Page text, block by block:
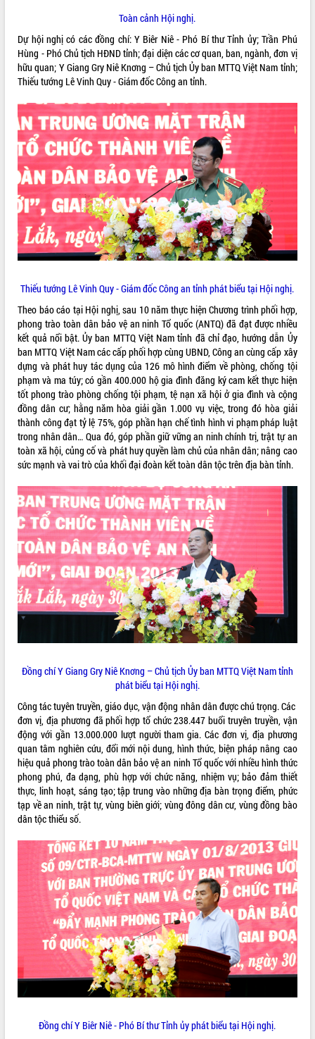
VIDEO
Không có file video nào để phát.
ALBUM ẢNH
LIÊN KẾT WEB
THỐNG KÊ TRUY CẬP
Hôm nay: 4736
Tất cả: 66017476
Toàn cảnh Hội nghị.
Dự hội nghị có các đồng chí: Y Biêr Niê - Phó Bí thư Tỉnh ủy; Trần Phú
Hùng - Phó Chủ tịch HĐND tỉnh; đại diện các cơ quan, ban, ngành, đơn vị
hữu quan; Y Giang Gry Niê Knơng – Chủ tịch Ủy ban MTTQ Việt Nam tỉnh;
Thiếu tướng Lê Vinh Quy - Giám đốc Công an tỉnh.
Thiếu tướng Lê Vinh Quy - Giám đốc Công an tỉnh phát biểu tại Hội nghị.
Theo báo cáo tại Hội nghị, sau 10 năm thực hiện Chương trình phối hợp,
phong trào toàn dân bảo vệ an ninh Tổ quốc (ANTQ) đã đạt được nhiều
kết quả nổi bật. Ủy ban MTTQ Việt Nam tỉnh đã chỉ đạo, hướng dẫn Ủy
ban MTTQ Việt Nam các cấp phối hợp cùng UBND, Công an cùng cấp xây
dựng và phát huy tác dụng của 126 mô hình điểm về phòng, chống tội
phạm và ma túy; có gần 400.000 hộ gia đình đăng ký cam kết thực hiện
tốt phong trào phòng chống tội phạm, tệ nạn xã hội ở gia đình và cộng
đồng dân cư; hằng năm hòa giải gần 1.000 vụ việc, trong đó hòa giải
thành công đạt tỷ lệ 75%, góp phần hạn chế tình hình vi phạm pháp luật
trong nhân dân… Qua đó, góp phần giữ vững an ninh chính trị, trật tự an
toàn xã hội, củng cố và phát huy quyền làm chủ của nhân dân; nâng cao
sức mạnh và vai trò của khối đại đoàn kết toàn dân tộc trên địa bàn tỉnh.
Đồng chí Y Giang Gry Niê Knơng – Chủ tịch Ủy ban MTTQ Việt Nam tỉnh
phát biểu tại Hội nghị.
Công tác tuyên truyền, giáo dục, vận động nhân dân được chú trọng. Các
đơn vị, địa phương đã phối hợp tổ chức 238.447 buổi truyên truyền, vận
động với gần 13.000.000 lượt người tham gia. Các đơn vị, địa phương
quan tâm nghiên cứu, đổi mới nội dung, hình thức, biện pháp nâng cao
hiệu quả phong trào toàn dân bảo vệ an ninh Tổ quốc với nhiều hình thức
phong phú, đa dạng, phù hợp với chức năng, nhiệm vụ; bảo đảm thiết
thực, linh hoạt, sáng tạo; tập trung vào những địa bàn trọng điểm, phức
tạp về an ninh, trật tự, vùng biên giới; vùng đông dân cư, vùng đồng bào
dân tộc thiểu số.
Đồng chí Y Biêr Niê - Phó Bí thư Tỉnh ủy phát biểu tại Hội nghị.